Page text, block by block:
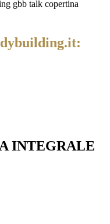
INTEGRALE